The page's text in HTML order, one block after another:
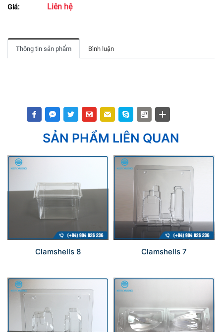
Giá: Liên hệ
Thông tin sản phẩm Bình luận
SẢN PHẨM LIÊN QUAN
Clamshells 8 Clamshells 7